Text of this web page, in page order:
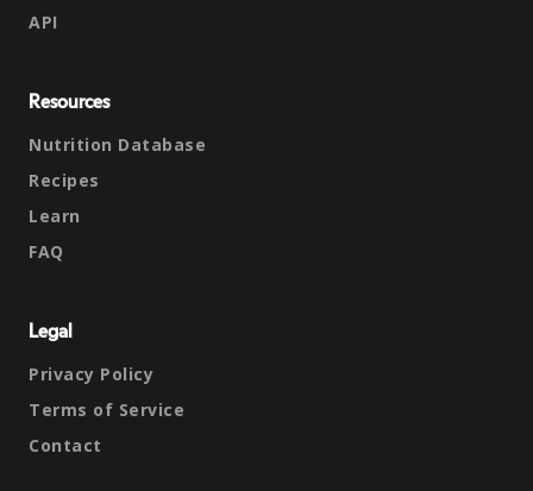
API
Resources
Nutrition Database
Recipes
Learn
FAQ
Legal
Privacy Policy
Terms of Service
Contact